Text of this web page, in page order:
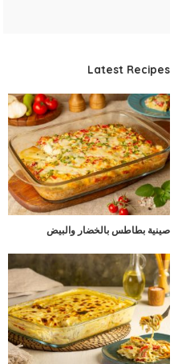
Latest Recipes
صينية بطاطس بالخضار والبيض